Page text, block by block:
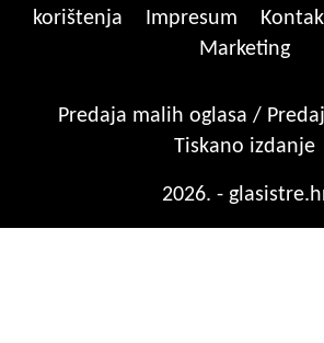
korištenja
Impresum
Marketing
Predaja malih oglasa /
Tiskano izdanje
2026. -